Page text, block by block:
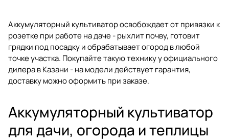
Аккумуляторный культиватор освобождает от привязки к
розетке при работе на даче - рыхлит почву, готовит
грядки под посадку и обрабатывает огород в любой
точке участка. Покупайте такую технику у официального
дилера в Казани - на модели действует гарантия,
доставку можно оформить при заказе.
Аккумуляторный культиватор
для дачи, огорода и теплицы